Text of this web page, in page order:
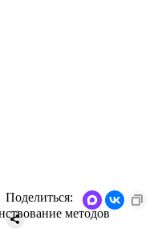
методов
Поделиться: